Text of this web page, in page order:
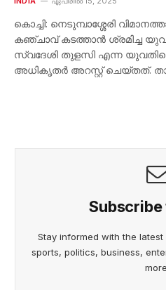
കൊച്ചി: നെടുമ്പാശ്ശേരി
കഞ്ചാവ് കടത്താൻ ശ്രമിച്ച
സ്വദേശി തുളസി എന്ന
അധികൃതർ അറസ്റ്റ് ചെയ്തത്.
Stay informed with the
sports, politics, business,